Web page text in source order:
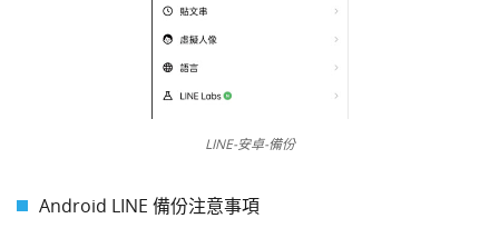
LINE-安卓-備份
Android LINE 備份注意事項